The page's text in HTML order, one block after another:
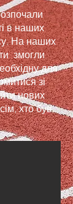
в наших
На наших
змогли
для
зі
нових
хто був